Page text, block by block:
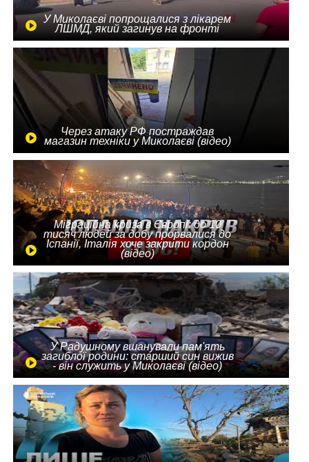
У Миколаєві попрощалися з лікарем
ЛШМД, який загинув на фронті
Через атаку РФ постраждав
магазин техніки у Миколаєві (відео)
Міграційна криза в Європі: до 10
тисяч людей за добу прорвалися до
Іспанії, Італія хоче закрити кордон
(відео)
У Радушному вшанували пам'ять
загиблої родини: старший син вижив
- він служить у Миколаєві (відео)